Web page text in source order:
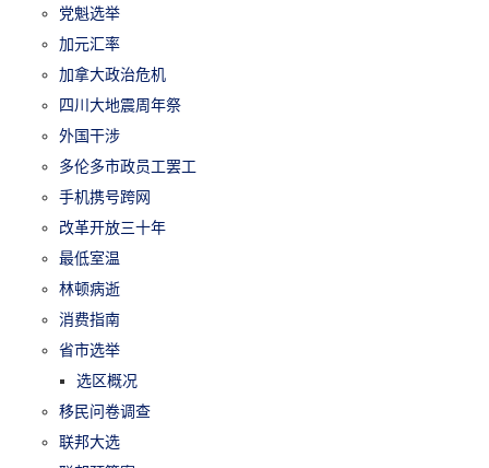
党魁选举
加元汇率
加拿大政治危机
四川大地震周年祭
外国干涉
多伦多市政员工罢工
手机携号跨网
改革开放三十年
最低室温
林顿病逝
消费指南
省市选举
选区概况
移民问卷调查
联邦大选